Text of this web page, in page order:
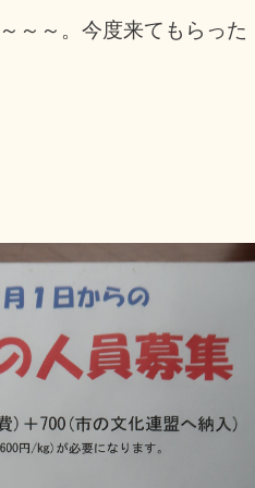
～～。今度来てもらった